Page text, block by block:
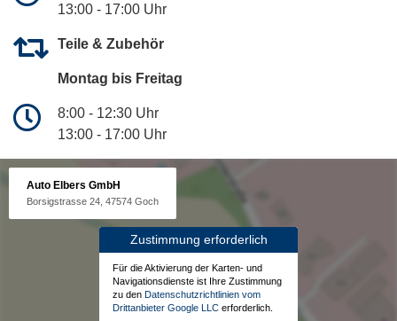
13:00 - 17:00 Uhr
Teile & Zubehör
Montag bis Freitag
8:00 - 12:30 Uhr
13:00 - 17:00 Uhr
Auto Elbers GmbH
Borsigstrasse 24, 47574 Goch
Zustimmung erforderlich
Für die Aktivierung der Karten- und
Navigationsdienste ist Ihre Zustimmung
zu den Datenschutzrichtlinien vom
Drittanbieter Google LLC erforderlich.